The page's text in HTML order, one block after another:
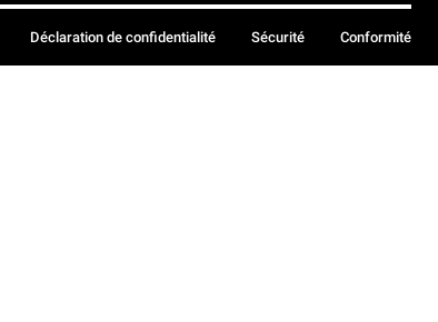
Déclaration de confidentialité Sécurité Conformité